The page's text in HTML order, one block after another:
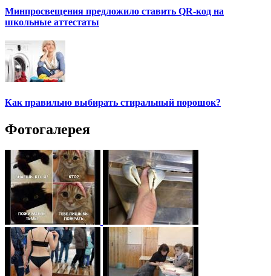
Минпросвещения предложило ставить QR-код на
школьные аттестаты
Как правильно выбирать стиральный порошок?
Фотогалерея